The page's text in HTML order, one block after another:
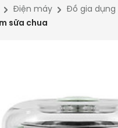
Đánh giá sản phẩm
Điện máy
Đồ gia dụng
sữa chua